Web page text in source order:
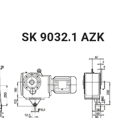
SK 9032.1 AZK